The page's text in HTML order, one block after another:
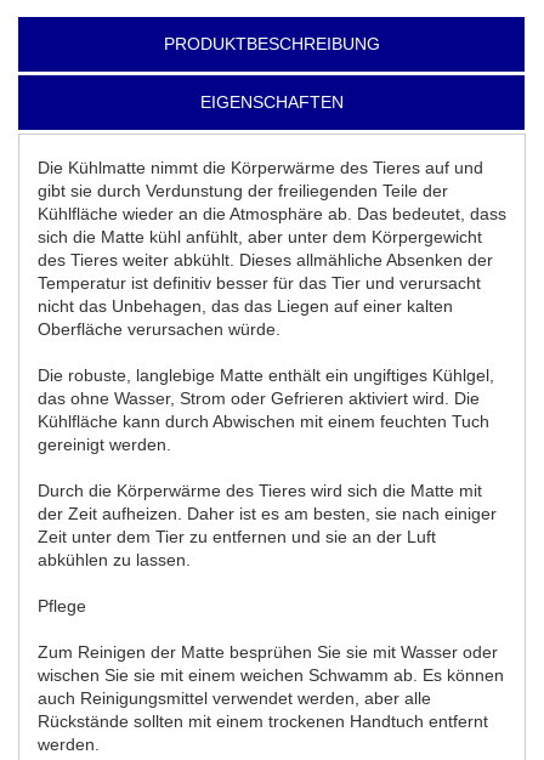
PRODUKTBESCHREIBUNG
EIGENSCHAFTEN
Die Kühlmatte nimmt die Körperwärme des Tieres auf und
gibt sie durch Verdunstung der freiliegenden Teile der
Kühlfläche wieder an die Atmosphäre ab. Das bedeutet, dass
sich die Matte kühl anfühlt, aber unter dem Körpergewicht
des Tieres weiter abkühlt. Dieses allmähliche Absenken der
Temperatur ist definitiv besser für das Tier und verursacht
nicht das Unbehagen, das das Liegen auf einer kalten
Oberfläche verursachen würde.
Die robuste, langlebige Matte enthält ein ungiftiges Kühlgel,
das ohne Wasser, Strom oder Gefrieren aktiviert wird. Die
Kühlfläche kann durch Abwischen mit einem feuchten Tuch
gereinigt werden.
Durch die Körperwärme des Tieres wird sich die Matte mit
der Zeit aufheizen. Daher ist es am besten, sie nach einiger
Zeit unter dem Tier zu entfernen und sie an der Luft
abkühlen zu lassen.
Pflege
Zum Reinigen der Matte besprühen Sie sie mit Wasser oder
wischen Sie sie mit einem weichen Schwamm ab. Es können
auch Reinigungsmittel verwendet werden, aber alle
Rückstände sollten mit einem trockenen Handtuch entfernt
werden.